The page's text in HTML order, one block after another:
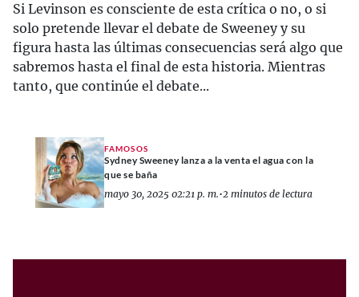
Si Levinson es consciente de esta crítica o no, o si
solo pretende llevar el debate de Sweeney y su
figura hasta las últimas consecuencias será algo que
sabremos hasta el final de esta historia. Mientras
tanto, que continúe el debate...
FAMOSOS
Sydney Sweeney lanza a la venta el agua con la
que se baña
mayo 30, 2025 02:21 p. m.•2 minutos de lectura